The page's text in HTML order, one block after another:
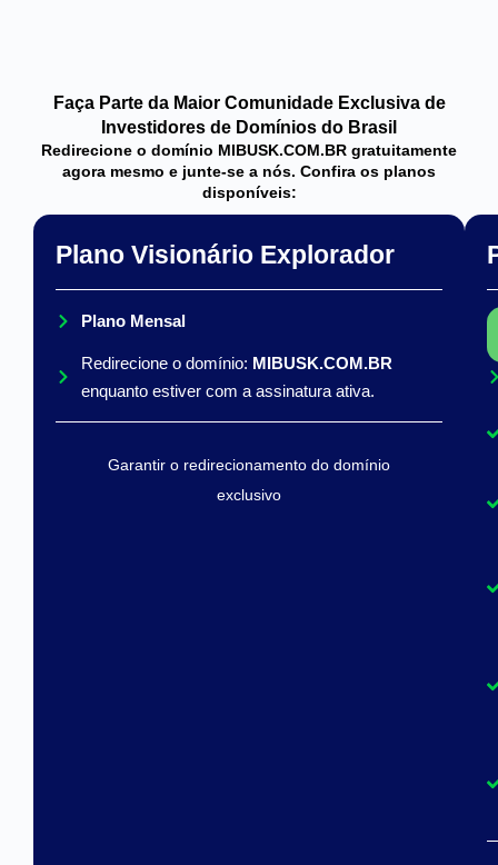
Faça Parte da Maior Comunidade Exclusiva de
Investidores de Domínios do Brasil
Redirecione o domínio MIBUSK.COM.BR gratuitamente
agora mesmo e junte-se a nós. Confira os planos
disponíveis:
Plano Visionário Explorador
Plano Mensal
Redirecione o domínio: MIBUSK.COM.BR
enquanto estiver com a assinatura ativa.
Garantir o redirecionamento do domínio
exclusivo